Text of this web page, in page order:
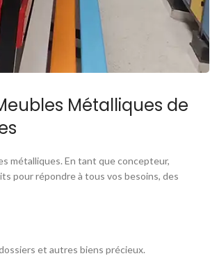
Métalliques de
métalliques. En tant que concepteur,
pour répondre à tous vos besoins, des
et autres biens précieux.